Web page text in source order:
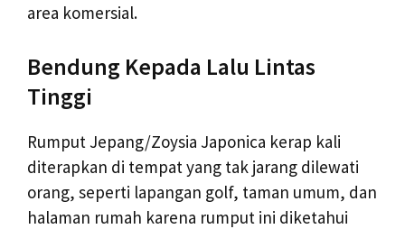
area komersial.
Bendung Kepada Lalu Lintas
Tinggi
Rumput Jepang/Zoysia Japonica kerap kali
diterapkan di tempat yang tak jarang dilewati
orang, seperti lapangan golf, taman umum, dan
halaman rumah karena rumput ini diketahui